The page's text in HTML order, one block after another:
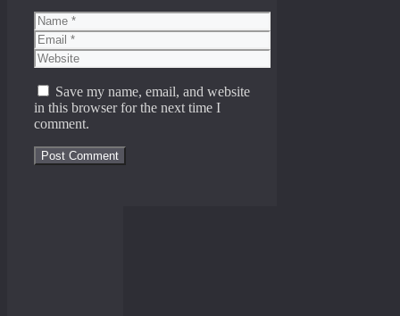
Name
Email
Website
Save my name, email, and website
in this browser for the next time I
comment.